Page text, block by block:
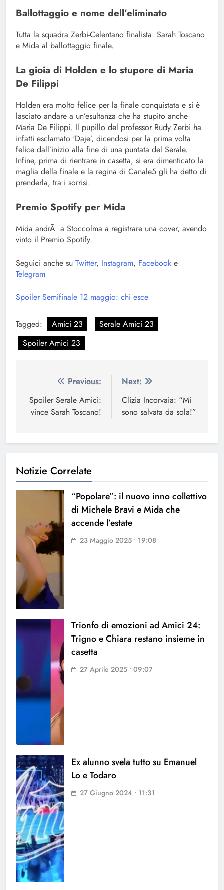
Ballottaggio e nome dell’eliminato
Tutta la squadra Zerbi-Celentano finalista. Sarah Toscano
e Mida al ballottaggio finale.
La gioia di Holden e lo stupore di Maria
De Filippi
Holden era molto felice per la finale conquistata e si è
lasciato andare a un’esultanza che ha stupito anche
Maria De Filippi. Il pupillo del professor Rudy Zerbi ha
infatti esclamato ‘Daje’, dicendosi per la prima volta
felice dall’inizio alla fine di una puntata del Serale.
Infine, prima di rientrare in casetta, si era dimenticato la
maglia della finale e la regina di Canale5 gli ha detto di
prenderla, tra i sorrisi.
Premio Spotify per Mida
Mida andrÃ a Stoccolma a registrare una cover, avendo
vinto il Premio Spotify.
Seguici anche su Twitter, Instagram, Facebook e
Telegram
Spoiler Semifinale 12 maggio: chi esce
Tagged: Amici 23
Serale Amici 23
Spoiler Amici 23
Navigazione
articoli
Previous:
Spoiler Serale Amici:
vince Sarah Toscano!
Next:
Clizia Incorvaia: “Mi
sono salvata da sola!”
Notizie Correlate
“Popolare”: il nuovo inno collettivo
di Michele Bravi e Mida che
accende l’estate
23 Maggio 2025 • 19:08
Trionfo di emozioni ad Amici 24:
Trigno e Chiara restano insieme in
casetta
27 Aprile 2025 • 09:07
Ex alunno svela tutto su Emanuel
Lo e Todaro
27 Giugno 2024 • 11:31